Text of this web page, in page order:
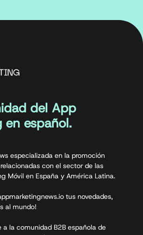
del App
en español.
especializada en la promoción
con el sector de las
Móvil en España y América Latina.
tus novedades,
al mundo!
a la comunidad B2B española de